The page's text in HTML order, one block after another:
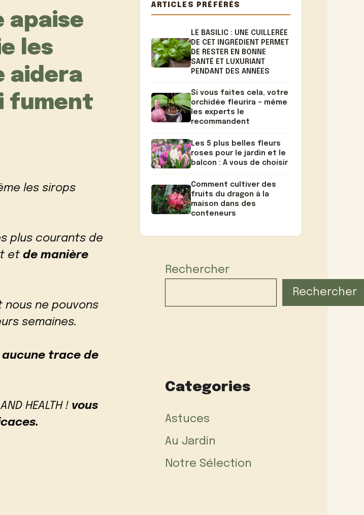
apaise
les
aidera
fument
les sirops
plus courants de
et de manière
ne pouvons
semaines.
aucune trace de
HEALTH ! vous
ARTICLES PRÉFÉRÉS
LE BASILIC : UNE CUILLERÉE
DE CET INGRÉDIENT PERMET
DE RESTER EN BONNE
SANTÉ ET LUXURIANT
PENDANT DES ANNÉES
Si vous faites cela, votre
orchidée fleurira – même
les experts le
recommandent
Les 5 plus belles fleurs
roses pour le jardin et le
balcon : A vous de choisir
Comment cultiver des
fruits du dragon à la
maison dans des
conteneurs
Rechercher
Rechercher
Categories
Astuces
Au Jardin
Notre Sélection